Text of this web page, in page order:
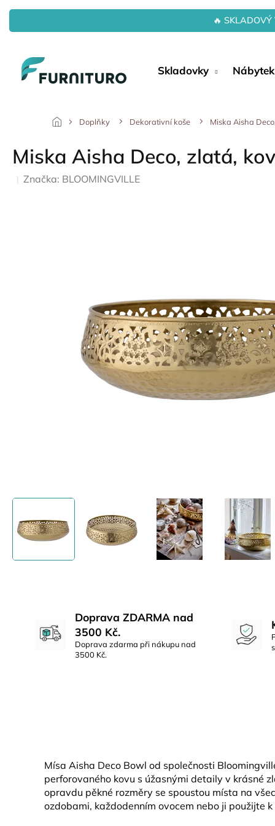
Přejít
obsah
🔥
Skladovky Nábytek
Doplňky Dekorativní koše Miska Aisha
Miska Aisha Deco, zlatá, kov
Značka: BLOOMINGVILLE
Doprava ZDARMA nad
3500 Kč.
Doprava zdarma při nákupu nad
3500 Kč.
Mísa Aisha Deco Bowl od společnosti
perforovaného kovu s úžasnými detaily v krásné
opravdu pěkné rozměry se spoustou místa na
ozdobami, každodenním ovocem nebo ji použijte